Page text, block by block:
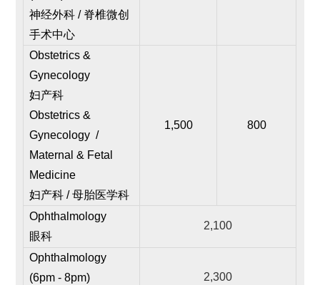
神经外科 / 脊椎微创
手术中心
Obstetrics &
Gynecology
妇产科
Obstetrics &
Gynecology /
Maternal & Fetal
Medicine
妇产科 / 母胎医学科
1,500 800
Ophthalmology
眼科
2,100
Ophthalmology
(6pm - 8pm)
2,300